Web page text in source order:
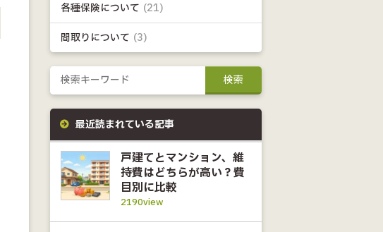
各種保険について (21)
間取りについて (3)
最近読まれている記事
戸建てとマンション、維
持費はどちらが高い？費
目別に比較
2190view